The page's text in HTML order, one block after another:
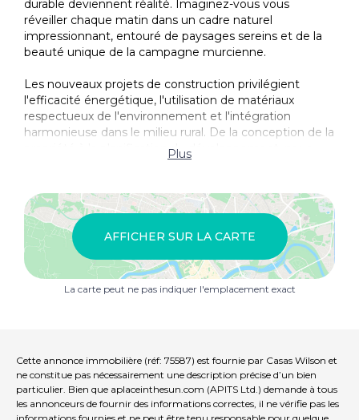
durable deviennent réalité. Imaginez-vous vous
réveiller chaque matin dans un cadre naturel
impressionnant, entouré de paysages sereins et de la
beauté unique de la campagne murcienne.
Les nouveaux projets de construction privilégient
l'efficacité énergétique, l'utilisation de matériaux
respectueux de l'environnement et l'intégration
harmonieuse dans le milieu rural. De la conception de la
propriété à la planification du développement, nous
réduisons notre empreinte carbone et encourageons
Développement privilégiant l'efficacité énergétique et
l'intégration communautaire afin de créer des
logements de haute qualité en harmonie avec
l'environnement naturel.
Installation complète de climatisation par conduits,
froid/chaud.
Armoires avec coffre, doublées à l'intérieur, laquées en
blanc.
Meubles de cuisine avec appareils électroménagers
inclus.
Plus
AFFICHER SUR LA CARTE
La carte peut ne pas indiquer l'emplacement exact
Cette annonce immobilière (réf: 75587) est fournie par Casas Wilson et
ne constitue pas nécessairement une description précise d’un bien
particulier. Bien que aplaceinthesun.com (APITS Ltd.) demande à tous
les annonceurs de fournir des informations correctes, il ne vérifie pas les